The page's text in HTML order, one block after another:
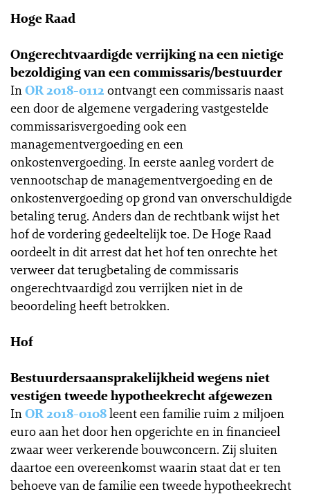
Hoge Raad
Ongerechtvaardigde verrijking na een nietige
bezoldiging van een commissaris/bestuurder
InOR 2018-0112 ontvangt een commissaris naast
een door de algemene vergadering vastgestelde
commissarisvergoeding ook een
managementvergoeding en een
onkostenvergoeding. In eerste aanleg vordert de
vennootschap de managementvergoeding en de
onkostenvergoeding op grond van onverschuldigde
betaling terug. Anders dan de rechtbank wijst het
hof de vordering gedeeltelijk toe. De Hoge Raad
oordeelt in dit arrest dat het hof ten onrechte het
verweer dat terugbetaling de commissaris
ongerechtvaardigd zou verrijken niet in de
beoordeling heeft betrokken.
Hof
Bestuurdersaansprakelijkheid wegens niet
vestigen tweede hypotheekrecht afgewezen
InOR 2018-0108leent een familie ruim 2 miljoen
euro aan het door hen opgerichte en in financieel
zwaar weer verkerende bouwconcern. Zij sluiten
daartoe een overeenkomst waarin staat dat er ten
behoeve van de familie een tweede hypotheekrecht